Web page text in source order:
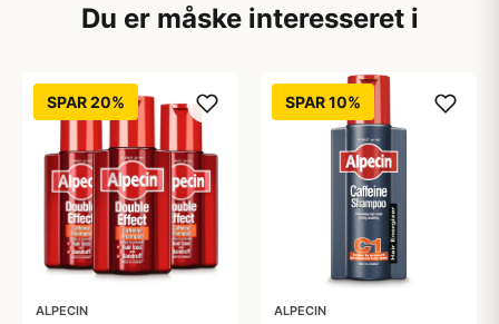
Du er måske interesseret i
SPAR 20%
ALPECIN
SPAR 10%
ALPECIN